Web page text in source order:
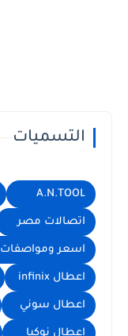
التسميات
A.N.TOOL
اتصالات مصر
اسعر ومواصفات Samsung
اعطال infinix
اعطال سوني
اعطال نوكيا